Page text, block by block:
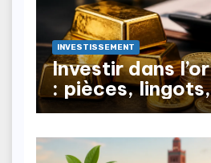
INVESTISSEMENT
Investir dans
: pièces,
à la revente